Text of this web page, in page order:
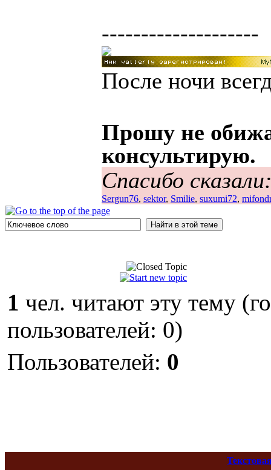
--------------------
После ночи
Прошу не
консультирую.
Спасибо
Sergun76, sektor, Smilie, suxumi72,
1 чел. читают эту тему
пользователей: 0)
Пользователей: 0